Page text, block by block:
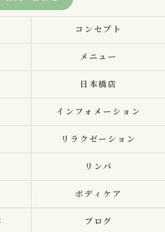
コンセプト
メニュー
日本橋店
インフォメーション
リラクゼーション
リンパ
ボディケア
ブログ